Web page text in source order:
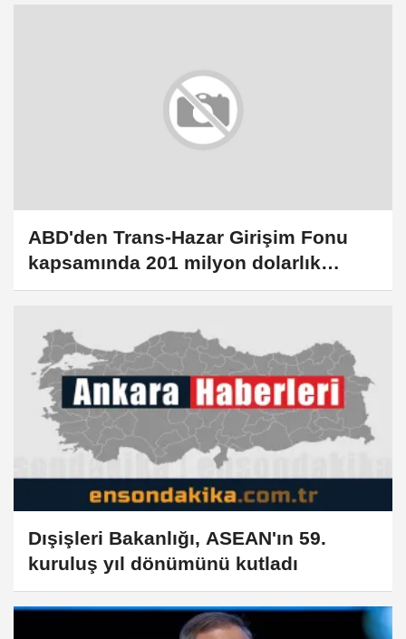
ABD'den Trans-Hazar Girişim Fonu
kapsamında 201 milyon dolarlık
yatırım kararı
Dışişleri Bakanlığı, ASEAN'ın 59.
kuruluş yıl dönümünü kutladı